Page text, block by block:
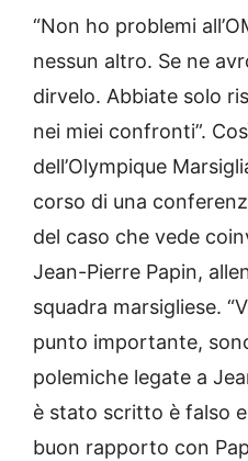
“Non ho problemi
nessun altro. Se ne
dirvelo. Abbiate solo
nei miei confronti”.
dell’Olympique
corso di una
del caso che vede
Jean-Pierre Papin,
squadra marsigliese.
punto importante,
polemiche legate a
è stato scritto è falso
buon rapporto con